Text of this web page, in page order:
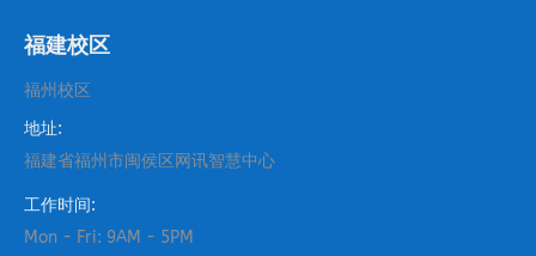
福建校区
福州校区
地址:
福建省福州市闽侯区网讯智慧中心
工作时间:
Mon - Fri: 9AM - 5PM